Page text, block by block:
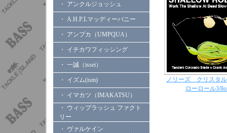
・ アンクルジョッシュ
・ A.H.P.Lマッディーバニー
・ アンプカ（UMPQUA）
・ イチカワフィッシング
・ 一誠（issei）
・ イズム(ism)
・ イマカツ（IMAKATSU）
・ ウィップラッシュ ファクト
リー
・ ヴァルケイン
ノリーズ クリスタ
ローロール3/